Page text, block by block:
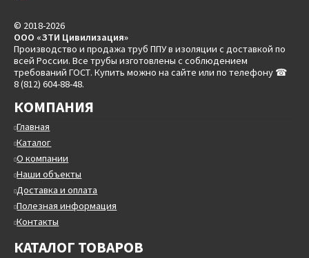
© 2018-2026
ООО «ЗТИ Цивилизация»
Производство и продажа труб ППУ в изоляции с доставкой по
всей России. Все трубы изготовлены с соблюдением
требований ГОСТ. Купить можно на сайте или по телефону ☎
8 (812) 604-88-48.
КОМПАНИЯ
Главная
Каталог
О компании
Наши объекты
Доставка и оплата
Полезная информация
Контакты
КАТАЛОГ ТОВАРОВ